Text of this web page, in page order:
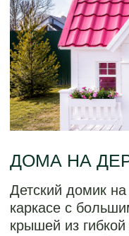
ДОМА НА
Детский домик на
каркасе с большими
крышей из гибкой
остеклением. Стены
каркасной технологии и
«Штиль», а большие окна
остеклением из
Возможна
покраска, терраса,
Обсудить
Стоимость с